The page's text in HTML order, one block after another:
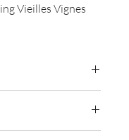
Vieilles Vignes